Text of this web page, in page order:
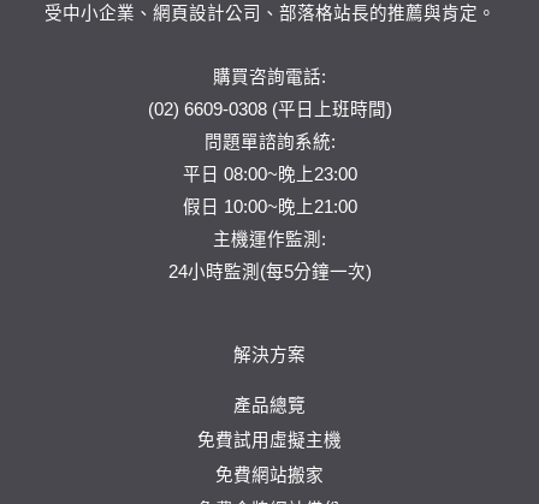
受中小企業、網頁設計公司、部落格站長的推薦與肯定。
購買咨詢電話:
(02) 6609-0308 (平日上班時間)
問題單諮詢系統:
平日 08:00~晚上23:00
假日 10:00~晚上21:00
主機運作監測:
24小時監測(每5分鐘一次)
解決方案
產品總覽
免費試用虛擬主機
免費網站搬家